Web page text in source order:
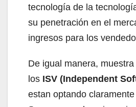
tecnología de la
su penetración en el
ingresos para los
De igual manera,
los ISV (Independent
estan optando